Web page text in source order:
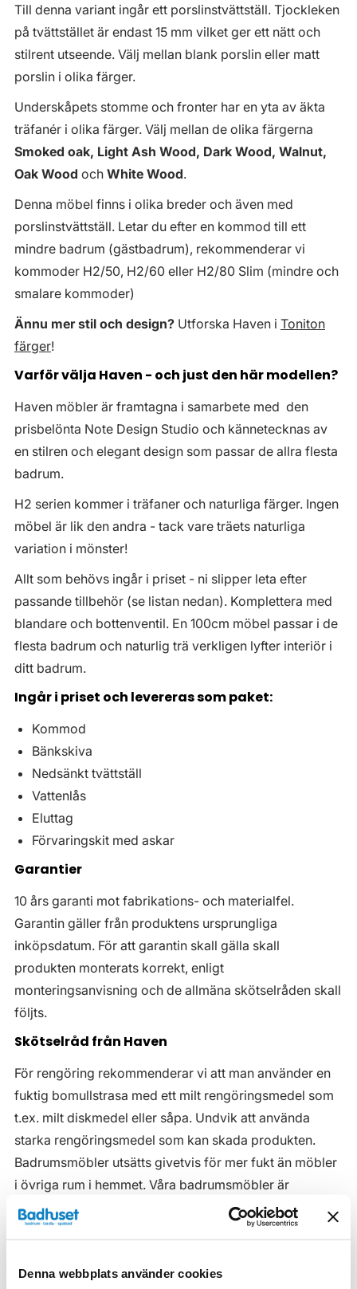
Denna webbplats använder cookies
Till denna variant ingår ett porslinstvättställ. Tjockleken
på tvättstället är endast 15 mm vilket ger ett nätt och
stilrent utseende. Välj mellan blank porslin eller matt
porslin i olika färger.
Underskåpets stomme och fronter har en yta av äkta
träfanér i olika färger. Välj mellan de olika färgerna
Smoked oak, Light Ash Wood, Dark Wood, Walnut,
Oak Wood och White Wood.
Denna möbel finns i olika breder och även med
porslinstvättställ. Letar du efter en kommod till ett
mindre badrum (gästbadrum), rekommenderar vi
kommoder H2/50, H2/60 eller H2/80 Slim (mindre och
smalare kommoder)
Ännu mer stil och design? Utforska Haven i Toniton
färger!
Varför välja Haven - och just den här modellen?
Haven möbler är framtagna i samarbete med den
prisbelönta Note Design Studio och kännetecknas av
en stilren och elegant design som passar de allra flesta
badrum.
H2 serien kommer i träfaner och naturliga färger. Ingen
möbel är lik den andra - tack vare träets naturliga
variation i mönster!
Allt som behövs ingår i priset - ni slipper leta efter
passande tillbehör (se listan nedan). Komplettera med
blandare och bottenventil. En 100cm möbel passar i de
flesta badrum och naturlig trä verkligen lyfter interiör i
ditt badrum.
Ingår i priset och levereras som paket:
Kommod
Bänkskiva
Nedsänkt tvättställ
Vattenlås
Eluttag
Förvaringskit med askar
Garantier
10 års garanti mot fabrikations- och materialfel.
Garantin gäller från produktens ursprungliga
inköpsdatum. För att garantin skall gälla skall
produkten monterats korrekt, enligt
monteringsanvisning och de allmäna skötselråden skall
följts.
Skötselråd från Haven
För rengöring rekommenderar vi att man använder en
fuktig bomullstrasa med ett milt rengöringsmedel som
t.ex. milt diskmedel eller såpa. Undvik att använda
starka rengöringsmedel som kan skada produkten.
Badrumsmöbler utsätts givetvis för mer fukt än möbler
i övriga rum i hemmet. Våra badrumsmöbler är
anpassade för badrummet och gjorda i fukttåliga
material. Men även om våra badrumsmöbler är det, ska
luftfuktighet.